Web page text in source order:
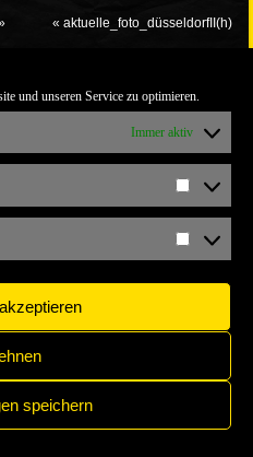
und unseren Service zu optimieren.
Immer aktiv
speichern
« aktuelle_foto_düsseldorfII(h)